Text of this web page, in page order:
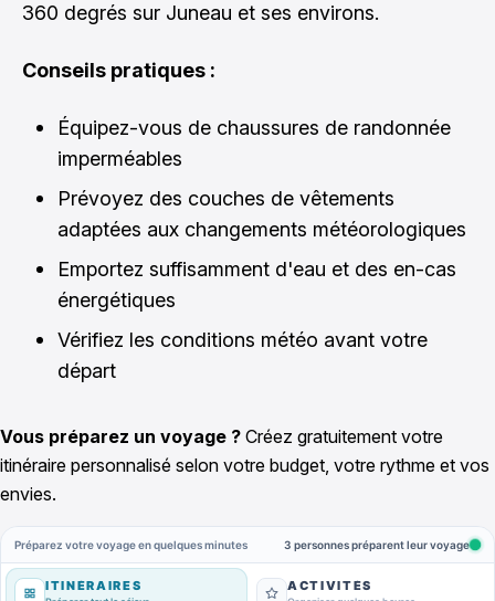
360 degrés sur Juneau et ses environs.
Conseils pratiques :
Équipez-vous de chaussures de randonnée
imperméables
Prévoyez des couches de vêtements
adaptées aux changements météorologiques
Emportez suffisamment d'eau et des en-cas
énergétiques
Vérifiez les conditions météo avant votre
départ
Vous préparez un voyage ? Créez gratuitement votre
itinéraire personnalisé selon votre budget, votre rythme et vos
envies.